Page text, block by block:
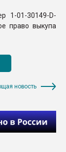
1-01-30149-D-
право выкупа
новость